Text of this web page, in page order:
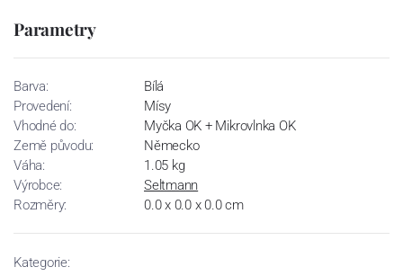
Parametry
Barva:
Bílá
Provedení:
Mísy
Vhodné do:
Myčka OK + Mikrovlnka OK
Země původu:
Německo
Váha:
1.05 kg
Výrobce:
Seltmann
Rozměry:
0.0 x 0.0 x 0.0 cm
Kategorie: